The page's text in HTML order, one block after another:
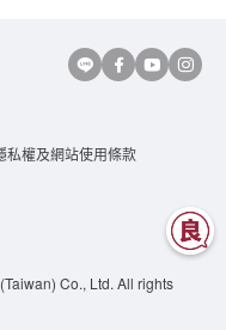
Co., Ltd. All rights
私權及網站使用條款